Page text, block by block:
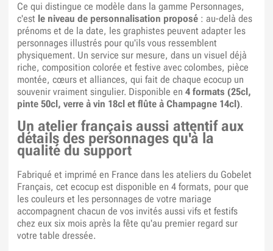
Ce qui distingue ce modèle dans la gamme Personnages,
c'est le niveau de personnalisation proposé : au-delà des
prénoms et de la date, les graphistes peuvent adapter les
personnages illustrés pour qu'ils vous ressemblent
physiquement. Un service sur mesure, dans un visuel déjà
riche, composition colorée et festive avec colombes, pièce
montée, cœurs et alliances, qui fait de chaque ecocup un
souvenir vraiment singulier. Disponible en 4 formats (25cl,
pinte 50cl, verre à vin 18cl et flûte à Champagne 14cl).
Un atelier français aussi attentif aux
détails des personnages qu'à la
qualité du support
Fabriqué et imprimé en France dans les ateliers du Gobelet
Français, cet ecocup est disponible en 4 formats, pour que
les couleurs et les personnages de votre mariage
accompagnent chacun de vos invités aussi vifs et festifs
chez eux six mois après la fête qu'au premier regard sur
votre table dressée.